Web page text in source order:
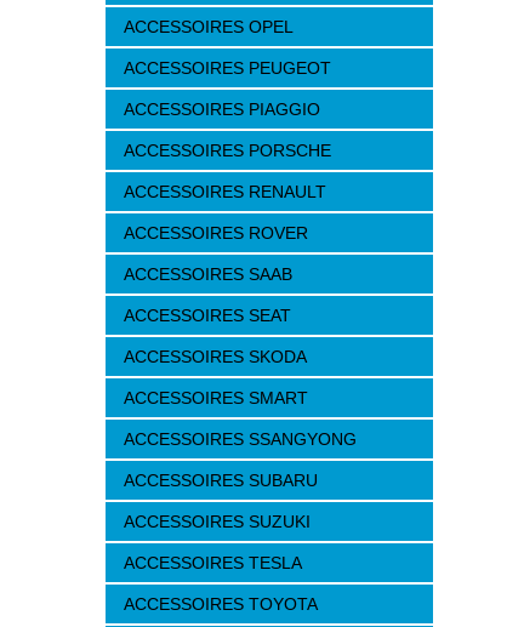
ACCESSOIRES OPEL
ACCESSOIRES PEUGEOT
ACCESSOIRES PIAGGIO
ACCESSOIRES PORSCHE
ACCESSOIRES RENAULT
ACCESSOIRES ROVER
ACCESSOIRES SAAB
ACCESSOIRES SEAT
ACCESSOIRES SKODA
ACCESSOIRES SMART
ACCESSOIRES SSANGYONG
ACCESSOIRES SUBARU
ACCESSOIRES SUZUKI
ACCESSOIRES TESLA
ACCESSOIRES TOYOTA